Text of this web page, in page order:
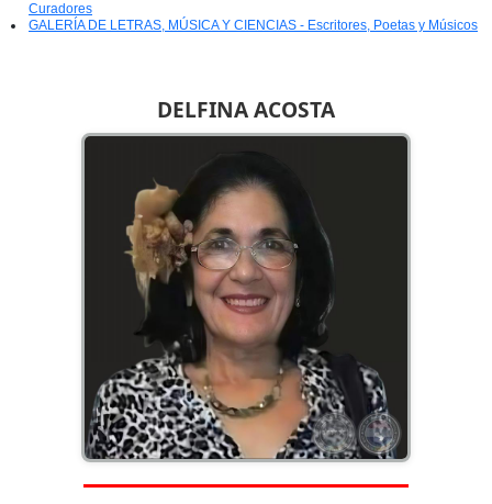
DELFINA ACOSTA
Curadores
GALERÍA DE LETRAS, MÚSICA Y CIENCIAS - Escritores, Poetas y Músicos